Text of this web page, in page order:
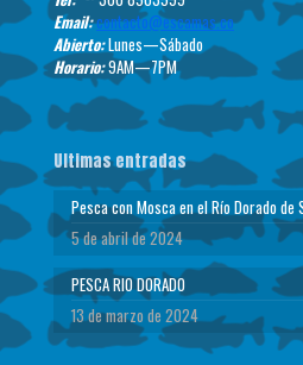
Email:contacto@escamas.co
Abierto:Lunes—Sábado
Horario:9AM—7PM
Ultimas entradas
Pesca con Mosca en el Río Dorado de
5 de abril de 2024
PESCA RIO DORADO
13 de marzo de 2024